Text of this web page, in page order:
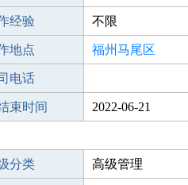
经验 不限
地点 福州马尾区
电话
束时间 2022-06-21
分类 高级管理